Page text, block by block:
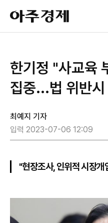
아
주
경
한기정 "사교육
집중...법 위반
최예지 기자
입력 2023-07-06 12:09
"현장조사, 인위적 시장개